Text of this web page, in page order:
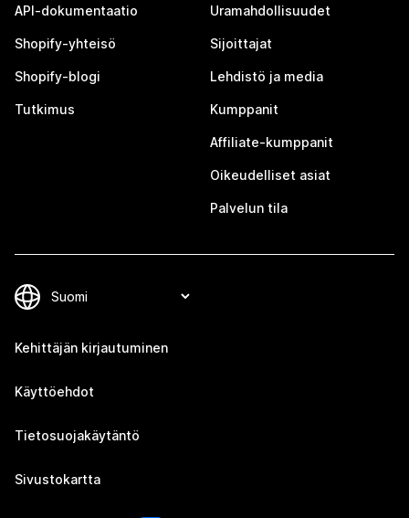
API-dokumentaatio
Shopify-yhteisö
Shopify-blogi
Tutkimus
Uramahdollisuudet
Sijoittajat
Lehdistö ja media
Kumppanit
Affiliate-kumppanit
Oikeudelliset asiat
Palvelun tila
Kehittäjän kirjautuminen
Käyttöehdot
Tietosuojakäytäntö
Sivustokartta